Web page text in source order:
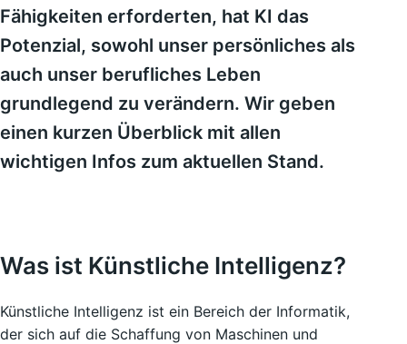
Fähigkeiten erforderten, hat KI das
Potenzial, sowohl unser persönliches als
auch unser berufliches Leben
grundlegend zu verändern. Wir geben
einen kurzen Überblick mit allen
wichtigen Infos zum aktuellen Stand.
Was ist Künstliche Intelligenz?
Künstliche Intelligenz ist ein Bereich der Informatik,
der sich auf die Schaffung von Maschinen und